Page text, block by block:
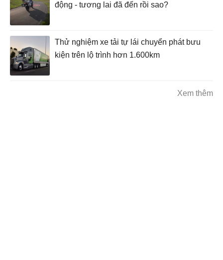
động - tương lai đã đến rồi sao?
Thử nghiệm xe tải tự lái chuyển phát bưu
kiện trên lộ trình hơn 1.600km
Xem thêm